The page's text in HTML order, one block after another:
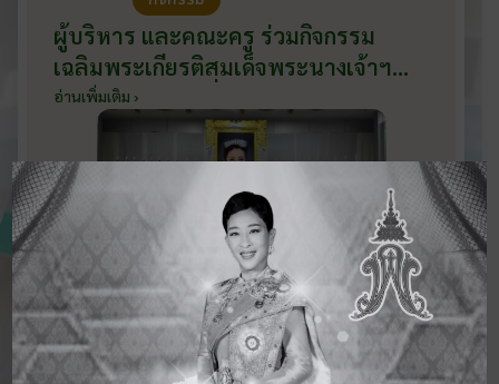
ผู้บริหาร และคณะครู ร่วมกิจกรรม
เฉลิมพระเกียรติสมเด็จพระนางเจ้าฯ
พระบรมราชินี เนื่องในโอกาสวันเฉลิม
พระชนมพรรษา กับหน่วยงานอำเภอ
เมืองบ้านโป่ง ณ ศาลาประชาคมริมน้ำ
วันที่ 3 มิถุนายน 2569
อ่านเพิ่มเติม ›
ดูข่าวสารทั้งหมด